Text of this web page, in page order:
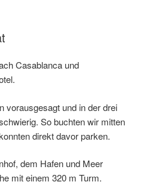
Casablanca und
vorausgesagt und in der drei
So buchten wir mitten
direkt davor parken.
dem Hafen und Meer
mit einem 320 m Turm.